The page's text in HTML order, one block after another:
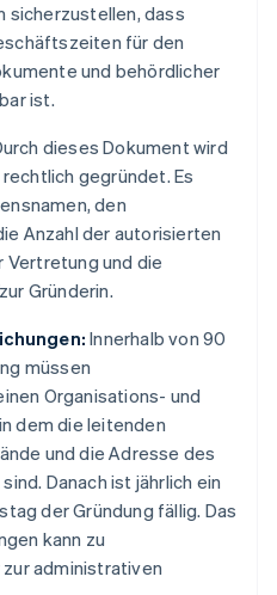
sicherzustellen, dass
für den
und behördlicher
ist.
dieses Dokument wird
gegründet. Es
den
Anzahl der autorisierten
Vertretung und die
Gründerin.
Innerhalb von 90
müssen
Organisations- und
dem die leitenden
und die Adresse des
Danach ist jährlich ein
der Gründung fällig. Das
kann zu
administrativen